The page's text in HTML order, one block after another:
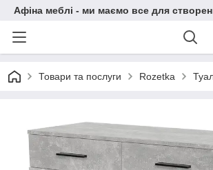
Афіна меблі - ми маємо все для
Товари та послуги Rozetka